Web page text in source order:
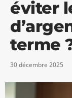
éviter
terme
30 décembre 2025